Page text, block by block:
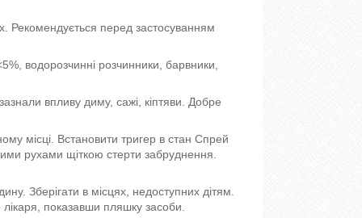
Рекомендується перед застосуванням
водорозчинні розчинники, барвники,
впливу диму, сажі, кіптяви. Добре
місці. Встановити тригер в стан Спрей
рухами щіткою стерти забруднення.
Зберігати в місцях, недоступних дітям.
показавши пляшку засоби.